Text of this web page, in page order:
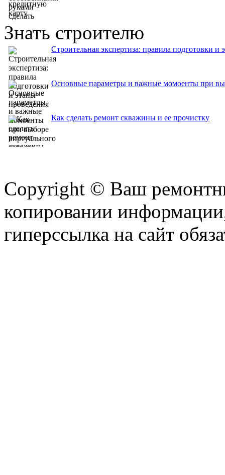
Знать строителю
Строительная экспертиза: правила подготовки и
Основные параметры и важные момоенты при
Как сделать ремонт скважины и ее прочистку
Copyright © Ваш
копировании
гиперссылка на сайт